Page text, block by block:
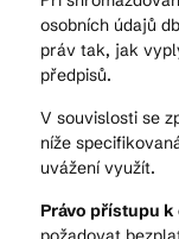
osobních údajů
práv tak, jak
předpisů.
V souvislosti se
níže
uvážení využít.
Právo přístupu